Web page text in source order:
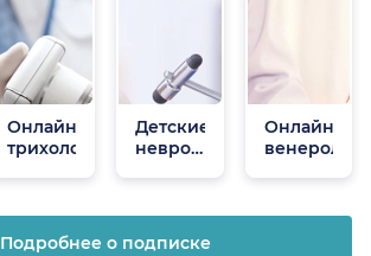
Онлайн
трихологи
Детские
неврологи
Онлайн
венерологи
Подробнее о подписке